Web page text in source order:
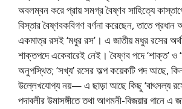
অবলম্বন করে প্রায় সমগ্র বৈষ্ণব সাহিত্যে
বিস্তার বৈষ্ণবকবিগণ বর্ণনা করেছেন, তাতে প্রধান
একমাত্র রসই ‘মধুর রস’। এ জাতীয় মধুর রসের
শাক্তপদে একেবারেই নেই। বৈষ্ণব পদে ‘শাক্ত’ ও
অনুপস্থিত; ‘সখ্য’ রসের অল্প কয়েকটি পদ আছে,
উল্লেখযোগ্য নয়— এ ছাড়া আছে কিছু ‘বাৎসল্য
পদাবলীর উমাসঙ্গীতে তথা আগমনী-বিজয়ার গানে এ